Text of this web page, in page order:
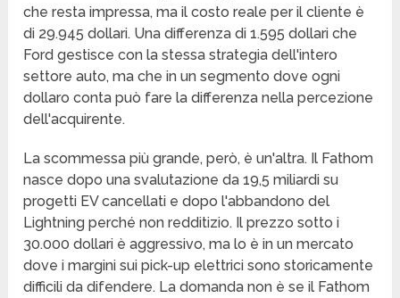
che resta impressa, ma il costo reale per il cliente è
di 29.945 dollari. Una differenza di 1.595 dollari che
Ford gestisce con la stessa strategia dell'intero
settore auto, ma che in un segmento dove ogni
dollaro conta può fare la differenza nella percezione
dell'acquirente.
La scommessa più grande, però, è un'altra. Il Fathom
nasce dopo una svalutazione da 19,5 miliardi su
progetti EV cancellati e dopo l'abbandono del
Lightning perché non redditizio. Il prezzo sotto i
30.000 dollari è aggressivo, ma lo è in un mercato
dove i margini sui pick-up elettrici sono storicamente
difficili da difendere. La domanda non è se il Fathom